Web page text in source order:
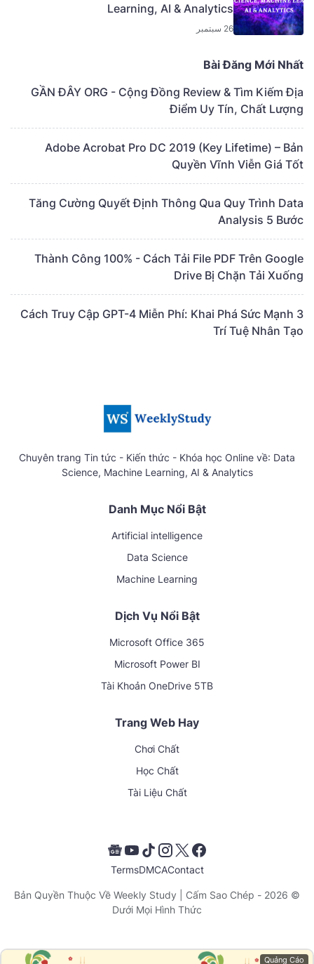
Learning, AI & Analytics
26 سبتمبر
Bài Đăng Mới Nhất
GẦN ĐÂY ORG - Cộng Đồng Review & Tìm Kiếm Địa
Điểm Uy Tín, Chất Lượng
Adobe Acrobat Pro DC 2019 (Key Lifetime) – Bản
Quyền Vĩnh Viễn Giá Tốt
Tăng Cường Quyết Định Thông Qua Quy Trình Data
Analysis 5 Bước
Thành Công 100% - Cách Tải File PDF Trên Google
Drive Bị Chặn Tải Xuống
3 Cách Truy Cập GPT-4 Miễn Phí: Khai Phá Sức Mạnh
Trí Tuệ Nhân Tạo
Chuyên trang Tin tức - Kiến thức - Khóa học Online về: Data
Science, Machine Learning, AI & Analytics
Danh Mục Nổi Bật
Artificial intelligence
Data Science
Machine Learning
Dịch Vụ Nổi Bật
Microsoft Office 365
Microsoft Power BI
Tài Khoản OneDrive 5TB
Trang Web Hay
Chơi Chất
Học Chất
Tài Liệu Chất
Contact
DMCA
Terms
© 2026 - Bản Quyền Thuộc Về
Weekly Study | Cấm Sao Chép
Dưới Mọi Hình Thức
Quảng Cáo